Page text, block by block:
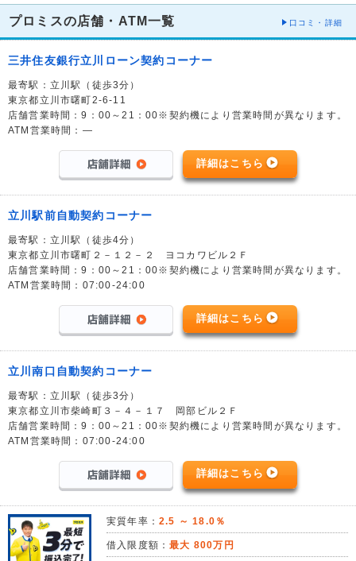
プロミスの店舗・ATM一覧 口コミ・詳細
三井住友銀行立川ローン契約コーナー
最寄駅：立川駅（徒歩3分）
東京都立川市曙町2-6-11
店舗営業時間：9：00～21：00※契約機により営業時間が異なります。
ATM営業時間：―
詳細はこちら
立川駅前自動契約コーナー
最寄駅：立川駅（徒歩4分）
東京都立川市曙町２－１２－２ ヨコカワビル２Ｆ
店舗営業時間：9：00～21：00※契約機により営業時間が異なります。
ATM営業時間：07:00-24:00
詳細はこちら
立川南口自動契約コーナー
最寄駅：立川駅（徒歩3分）
東京都立川市柴崎町３－４－１７ 岡部ビル２Ｆ
店舗営業時間：9：00～21：00※契約機により営業時間が異なります。
ATM営業時間：07:00-24:00
詳細はこちら
実質年率： 2.5 ～ 18.0％
借入限度額：最大 800万円